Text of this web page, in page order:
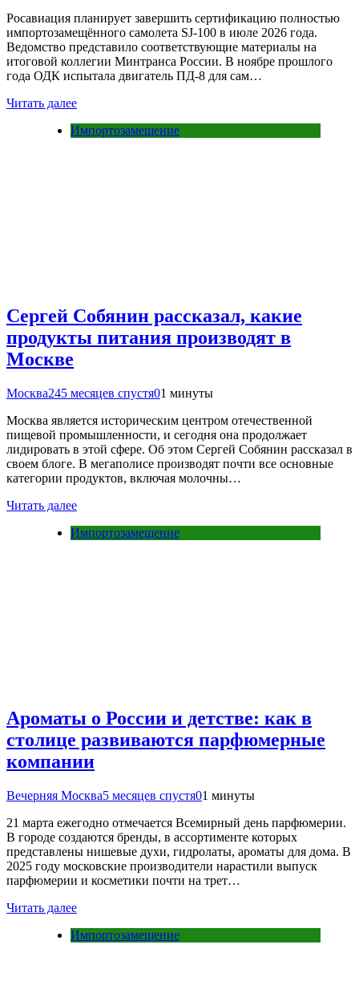
Росавиация планирует завершить сертификацию полностью
импортозамещённого самолета SJ-100 в июле 2026 года.
Ведомство представило соответствующие материалы на
итоговой коллегии Минтранса России. В ноябре прошлого
года ОДК испытала двигатель ПД-8 для сам…
Читать далее
Импортозамещение
Сергей Собянин рассказал, какие
продукты питания производят в
Москве
Москва245 месяцев спустя01 минуты
Москва является историческим центром отечественной
пищевой промышленности, и сегодня она продолжает
лидировать в этой сфере. Об этом Сергей Собянин рассказал в
своем блоге. В мегаполисе производят почти все основные
категории продуктов, включая молочны…
Читать далее
Импортозамещение
Ароматы о России и детстве: как в
столице развиваются парфюмерные
компании
Вечерняя Москва5 месяцев спустя01 минуты
21 марта ежегодно отмечается Всемирный день парфюмерии.
В городе создаются бренды, в ассортименте которых
представлены нишевые духи, гидролаты, ароматы для дома. В
2025 году московские производители нарастили выпуск
парфюмерии и косметики почти на трет…
Читать далее
Импортозамещение